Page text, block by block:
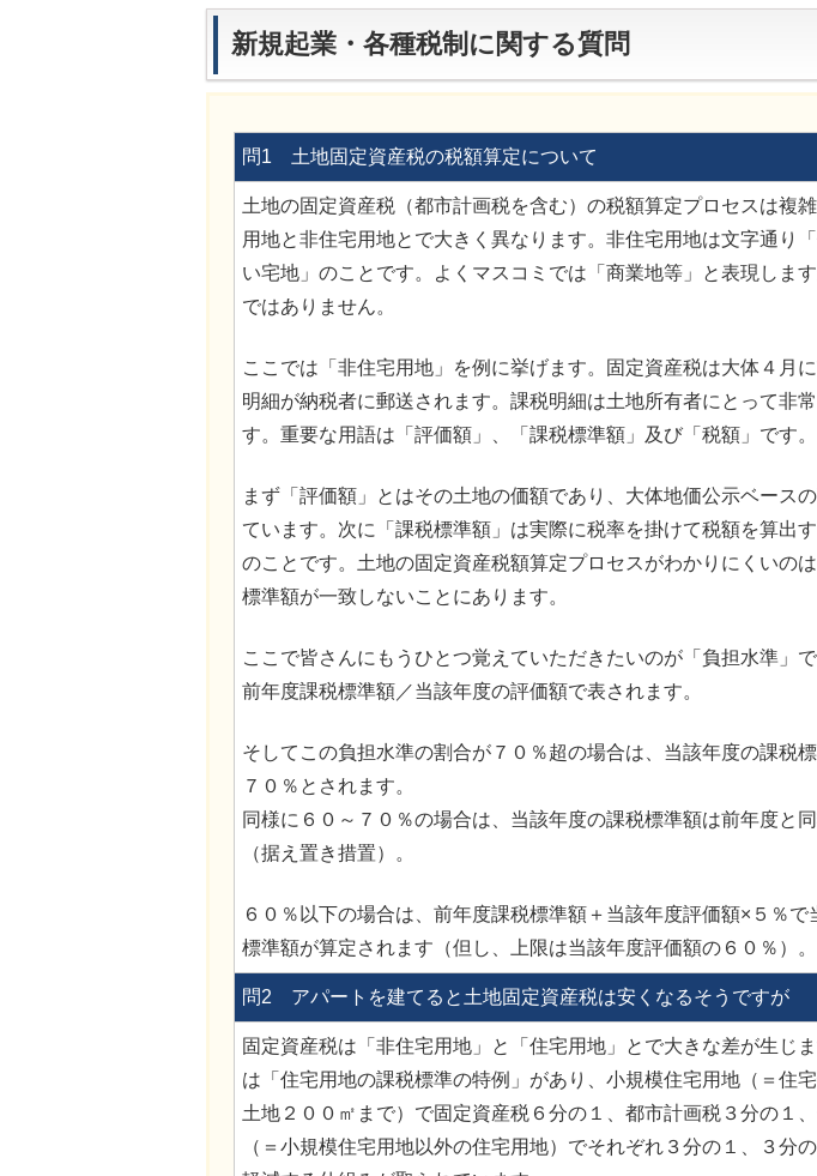
新規起業・各種税制に関する質問
問1 土地固定資産税の税額算定について
土地の固定資産税（都市計画税を含む）の税額算定プロセスは複
用地と非住宅用地とで大きく異なります。非住宅用地は文字通り
い宅地」のことです。よくマスコミでは「商業地等」と表現しま
ではありません。
ここでは「非住宅用地」を例に挙げます。固定資産税は大体４月
明細が納税者に郵送されます。課税明細は土地所有者にとって非
す。重要な用語は「評価額」、「課税標準額」及び「税額」です。
まず「評価額」とはその土地の価額であり、大体地価公示ベース
ています。次に「課税標準額」は実際に税率を掛けて税額を算出
のことです。土地の固定資産税額算定プロセスがわかりにくいの
標準額が一致しないことにあります。
ここで皆さんにもうひとつ覚えていただきたいのが「負担水準」
前年度課税標準額／当該年度の評価額で表されます。
そしてこの負担水準の割合が７０％超の場合は、当該年度の課税
７０％とされます。
同様に６０～７０％の場合は、当該年度の課税標準額は前年度と
（据え置き措置）。
６０％以下の場合は、前年度課税標準額＋当該年度評価額×５％で
標準額が算定されます（但し、上限は当該年度評価額の６０％）。
問2 アパートを建てると土地固定資産税は安くなるそうですが
固定資産税は「非住宅用地」と「住宅用地」とで大きな差が生じ
は「住宅用地の課税標準の特例」があり、小規模住宅用地（＝住
土地２００㎡まで）で固定資産税６分の１、都市計画税３分の１
（＝小規模住宅用地以外の住宅用地）でそれぞれ３分の１、３分